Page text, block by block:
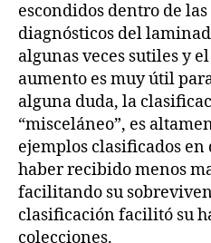
escondidos dentro de
diagnósticos del
algunas veces sutiles y
aumento es muy útil
alguna duda, la
“misceláneo”, es
ejemplos clasificados
haber recibido menos
facilitando su
clasificación facilitó su
colecciones.